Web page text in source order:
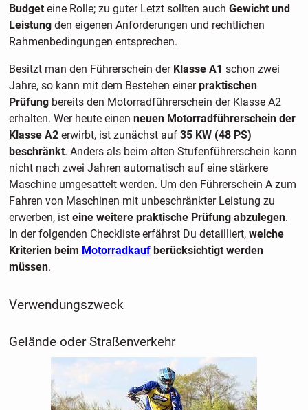
Budgeteine Rolle; zu guter Letzt sollten auch Gewicht und
Leistungden eigenen Anforderungen und rechtlichen
Rahmenbedingungen entsprechen.
Besitzt man den Führerschein der Klasse A1 schon zwei
Jahre, so kann mit dem Bestehen einerpraktischen
Prüfungbereits den Motorradführerschein der Klasse A2
erhalten. Wer heute einen neuen Motorradführerschein der
Klasse A2 erwirbt, ist zunächst auf 35 KW (48 PS)
beschränkt. Anders als beim alten Stufenführerschein kann
nicht nach zwei Jahren automatisch auf eine stärkere
Maschine umgesattelt werden. Um den Führerschein A zum
Fahren von Maschinen mit unbeschränkter Leistung zu
erwerben, ist eine weitere praktische Prüfung abzulegen.
In der folgenden Checkliste erfährst Du detailliert, welche
Kriterien beim Motorradkaufberücksichtigt werden
müssen.
Verwendungszweck
Gelände oder Straßenverkehr